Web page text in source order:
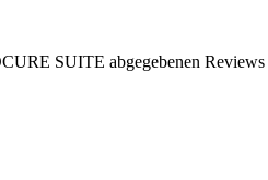
SUITE abgegebenen Reviews